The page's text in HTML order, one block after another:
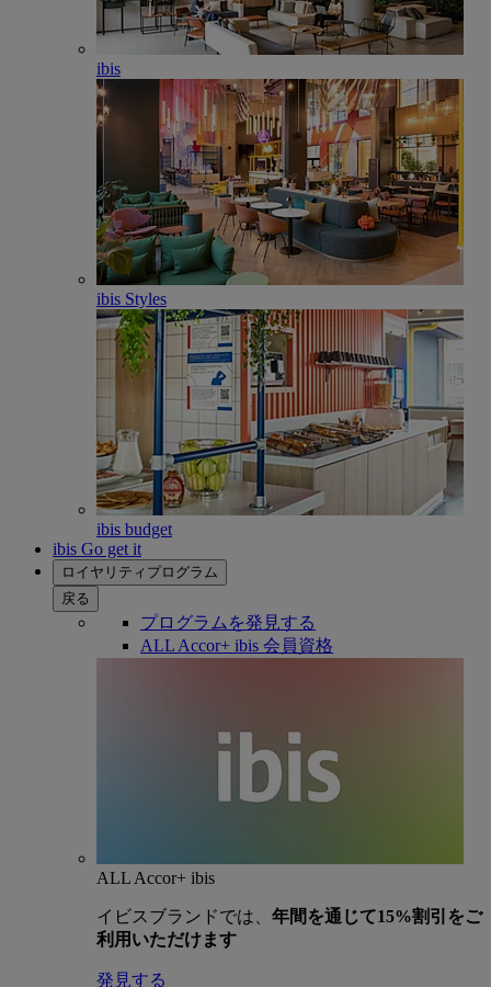
ibis
ibis Styles
ibis budget
ibis Go get it
ロイヤリティプログラム
戻る
プログラムを発見する
ALL Accor+ ibis 会員資格
ALL Accor+ ibis
イビスブランドでは、 年間を通じて15%割引をご
利用いただけます
発見する